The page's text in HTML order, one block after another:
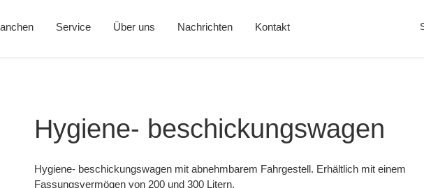
Service Über uns Nachrichten Kontakt
Hygiene- beschickungswagen
Hygiene- beschickungswagen mit abnehmbarem Fahrgestell. Erhältlich mit einem
Fassungsvermögen von 200 und 300 Litern.